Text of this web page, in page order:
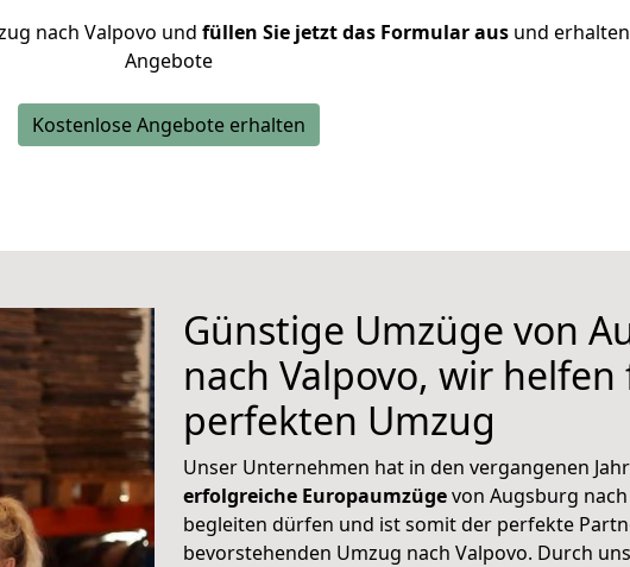
nach Valpovo und füllen Sie jetzt das Formular ausund
Angebote
Kostenlose Angebote erhalten
Günstige Umzüge von
nach Valpovo, wir
perfekten Umzug
Unser Unternehmen hat in den vergangenen
erfolgreiche Europaumzügevon Augsburg
begleiten dürfen und ist somit der perfekte
bevorstehenden Umzug nach Valpovo. Durch